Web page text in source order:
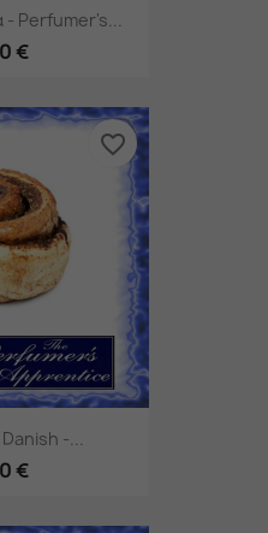
Perfumer's...
€
-...
€
favorite_border